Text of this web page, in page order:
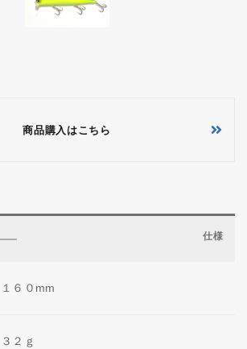
商品購入はこちら
仕様
１６０mm
３２ｇ